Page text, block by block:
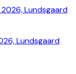
Lundsgaard